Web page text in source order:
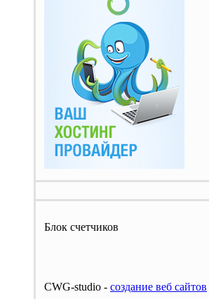
Блок счетчиков
CWG-studio - cоздание веб сайтов